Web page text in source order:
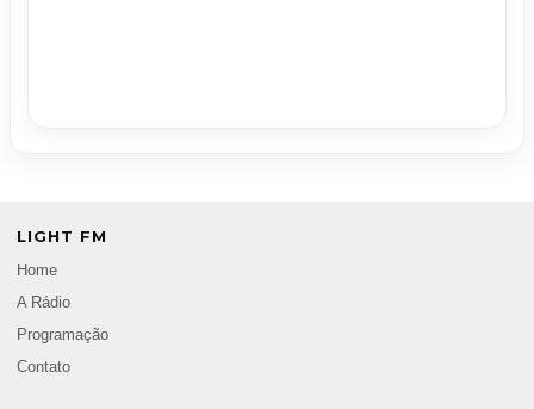
LIGHT FM
Home
A Rádio
Programação
Contato